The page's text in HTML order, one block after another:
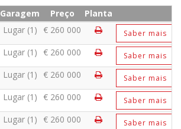
Garagem Preço
Planta
Lugar (1) € 260 000 Saber mais
Lugar (1) € 260 000 Saber mais
Lugar (1) € 260 000 Saber mais
Lugar (1) € 260 000 Saber mais
Lugar (1) € 260 000 Saber mais